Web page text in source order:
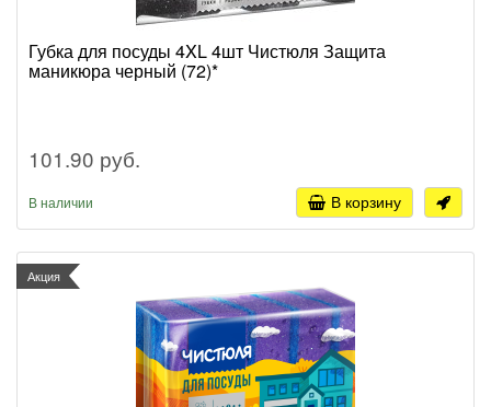
Губка для посуды 4XL 4шт Чистюля Защита
маникюра черный (72)*
101.90 руб.
В наличии В корзину
Акция